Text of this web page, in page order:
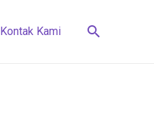
Kontak Kami search